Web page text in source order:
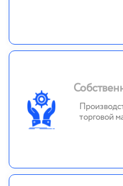
торговой